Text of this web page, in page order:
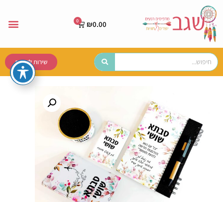
₪0.00
שירות לקוחות